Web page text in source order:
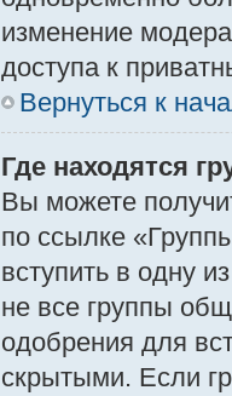
изменение
доступа к
Вернуться к
Где находятся
Вы можете
по ссылке
вступить в одну
не все группы
одобрения для
скрытыми. Если